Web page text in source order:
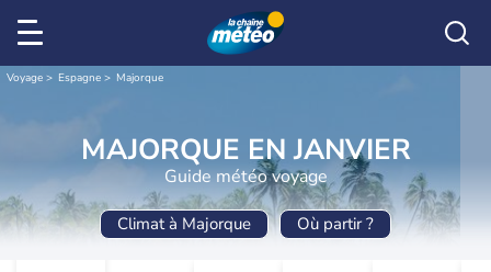
Voyage Espagne Majorque
MAJORQUE EN JANVIER
Guide météo voyage
Climat à Majorque Où partir ?